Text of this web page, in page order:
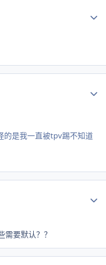
的是我一直被tpv踢不知道
要默认？？